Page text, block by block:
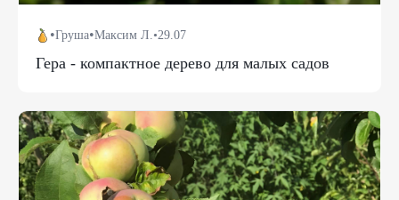
•Груша•Максим Л.•29.07
Гера - компактное дерево для малых садов